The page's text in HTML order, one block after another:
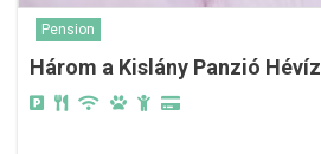
Pension
Három a Kislány Panzió Hévíz